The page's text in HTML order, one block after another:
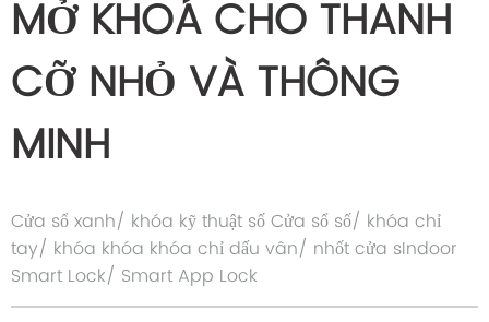
MỞ KHOÁ CHO THANH
CỠ NHỎ VÀ THÔNG
MINH
Cửa sổ xanh/ khóa kỹ thuật số Cửa sổ số/ khóa chỉ
tay/ khóa khóa khóa chỉ dấu vân/ nhốt cửa sIndoor
Smart Lock/ Smart App Lock